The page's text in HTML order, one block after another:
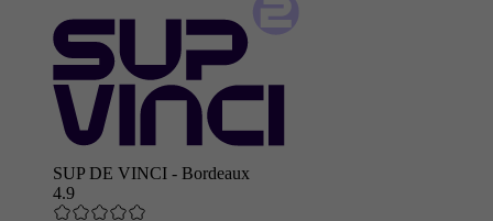
SUP DE VINCI - Bordeaux
4.9